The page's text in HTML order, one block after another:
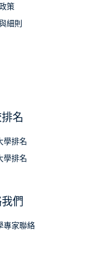
策
細則
名
學排名
學排名
們
專家聯絡